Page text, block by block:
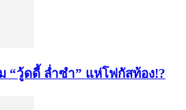
“วู้ดดี้ ล่ำซำ” แห่โฟกัสท้อง!?